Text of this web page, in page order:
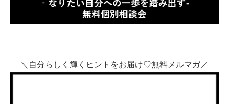
＼自分らしく輝くヒントをお届け♡無料メルマガ／